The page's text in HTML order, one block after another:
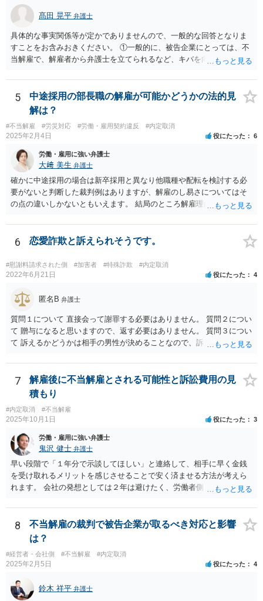
髙田 晃平 弁護士
具体的な事実関係等が定かでありませんので、一般的な回答となりま
すことをお含みおきください。 ①一般的に、被告企業にとっては、不
当解雇で、解雇者から弁護士を立てられるなど、キバを向けられるの
ついて専門的な知識、経験を有しておりますので、労働法規上の正当
な根拠がない場合に会社側の主張を通すのは難しくなる場合が多いか
と思われます。 もっとも、依頼者本人（労働者）の意向もあります
が、一定の落し所をもって交渉に当たることもあり、早期解決を実現
することも可能になる場合もあります。 弁護士を立てられたり裁判を
提起されると、会社側も弁護士に依頼して、長期的な対応が必要にな
り、最終的にはバックペイが生じるおそれもあるため、解雇を争われ
るのは、時間や費用の観点からも負担が大きいと思われます。 ②この
ように、ずるずると交渉を引き延ばしている間に、そのうち転職をす
るだろうと、社長なりに作戦を立てているようですが。このように復
職をさせないために、ずるずると交渉を引き延ばすのも作戦としてあ
りますか？ →労働者の資力との関係で、交渉や裁判を長期に行うこと
で労働者の余力がなくなり、労働者側から会社寄りの解決案を受け入
れるといった対応をさせるという作戦として考えられるところです。
もっとも、ご認識のとおり、バックペイや裁判になった際のレピュテ
れます。 仮に、裁判になり敗訴判決が出た場合、会社名が記載されて
で、社会的な印象が大きく下がるリスクはございます。
5
中途採用の部長職の解雇が可能かどうかの法的見
解は？
#不当解雇 #労災対応 #労働・雇用契約違反 #内定取消
2025年2月4日 役にたった 6
労働・雇用に強い弁護士
大﨑 美生 弁護士
確かに中途採用の場合は新卒採用と異なり他職種や配転を検討する必
要がないと判断した裁判例はありますが、解雇のし易さについてはそ
の点の違いしかないともいえます。 結局のところ解雇理由が認められ
回の言い合いだけであれば、解雇までは難しいと思われます。 それ以
外の事情を踏まえて、改善の余地がないほど解雇理由（能力不足や協
調性のなさ等）があるのでしたら、解雇も相当と思料します。 ご参考
までにお願いします。
6 恋愛詐欺と訴えられそうです。
#慰謝料請求された側 #加害者 #特殊詐欺 #内定取消
2022年6月21日 役にたった 4
匿名B 弁護士
質問１について 直接会って謝罪する必要はありません。 質問２につい
て 贈与になると思いますので、返す必要はありません。 質問３につい
て 訴えるかどうかは相手の男性が決めることなので、訴えることはな
われますので、結果的には訴えてこないと思われます。 相手の男性か
らのメッセージには、脅迫的な言動で関係を継続させようとの意図も
うかがわれますので、早めに警察にご相談することをお勧めします。
7
解雇後に不当解雇とされる可能性と訴訟費用の見
積もり
#内定取消 #不当解雇
2025年10月1日 役にたった 3
労働・雇用に強い弁護士
鬼沢 健士 弁護士
早い段階で「１年分で示談してほしい」と連絡して、相手に早く金銭
を受け取れるメリットを感じさせることで安く済ませる方法が考えら
れます。 会社の発想としては２年は避けたく、労働者側も２年分いけ
8
不当解雇の裁判で被告企業が取るべき対応と影響
は？
#経営者・会社側 #不当解雇 #内定取消
2025年2月5日 役にたった 4
鈴木 祥平 弁護士